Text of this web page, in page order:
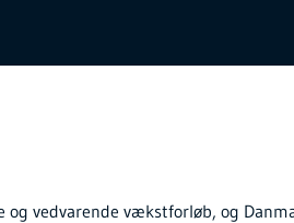
vedvarende vækstforløb, og